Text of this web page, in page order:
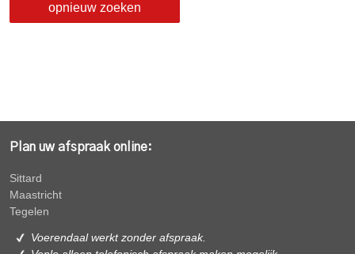
opnieuw zoeken
Plan uw afspraak online:
Sittard
Maastricht
Tegelen
Voerendaal werkt zonder afspraak.